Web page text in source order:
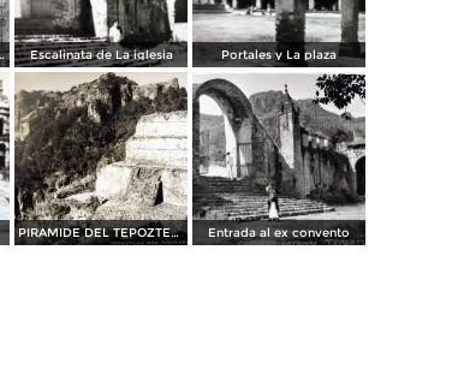
e Iglesia Escalinata de La iglesia Portales y La plaza
PIRAMIDE DEL TEPOZTECO Entrada al ex convento